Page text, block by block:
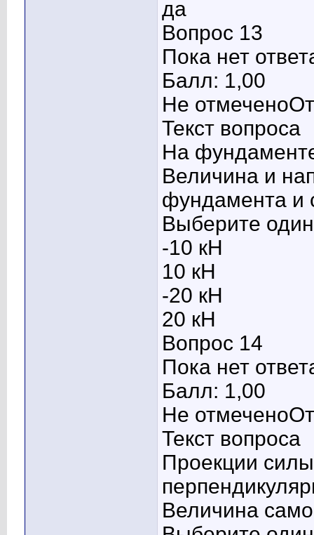
да
Вопрос 13
Пока нет
Балл: 1,00
Не
Текст вопроса
На
Величина и
фундамента и
Выберите
-10 кН
10 кН
-20 кН
20 кН
Вопрос 14
Пока нет
Балл: 1,00
Не
Текст вопроса
Проекции
Величина